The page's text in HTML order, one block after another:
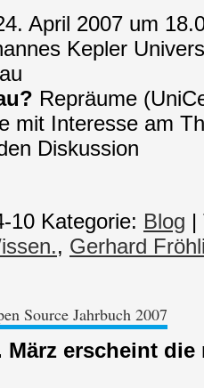
April 2007 um
Kepler
Repräume
mit Interesse am
Diskussion
10 Kategorie: Blog |
, Gerhard
Source Jahrbuch 2007
März erscheint